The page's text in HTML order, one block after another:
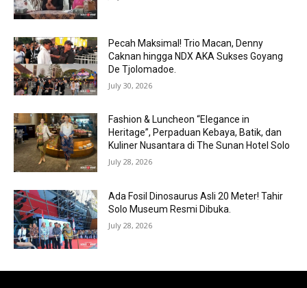
Pecah Maksimal! Trio Macan, Denny
Caknan hingga NDX AKA Sukses Goyang
De Tjolomadoe.
July 30, 2026
Fashion & Luncheon “Elegance in
Heritage”, Perpaduan Kebaya, Batik, dan
Kuliner Nusantara di The Sunan Hotel Solo
July 28, 2026
Ada Fosil Dinosaurus Asli 20 Meter! Tahir
Solo Museum Resmi Dibuka.
July 28, 2026